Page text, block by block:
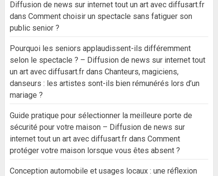
Diffusion de news sur internet tout un art avec diffusart.fr
dans Comment choisir un spectacle sans fatiguer son
public senior ?
Pourquoi les seniors applaudissent-ils différemment
selon le spectacle ? – Diffusion de news sur internet tout
un art avec diffusart.fr dans Chanteurs, magiciens,
danseurs : les artistes sont-ils bien rémunérés lors d’un
mariage ?
Guide pratique pour sélectionner la meilleure porte de
sécurité pour votre maison – Diffusion de news sur
internet tout un art avec diffusart.fr dans Comment
protéger votre maison lorsque vous êtes absent ?
Conception automobile et usages locaux : une réflexion